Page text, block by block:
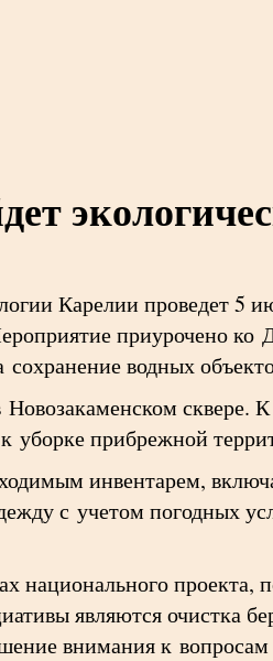
Карелии проведет 5
приурочено ко
водных
сквере.
уборке прибрежной
инвентарем,
с учетом погодных
национального проекта,
являются очистка
внимания к вопросам